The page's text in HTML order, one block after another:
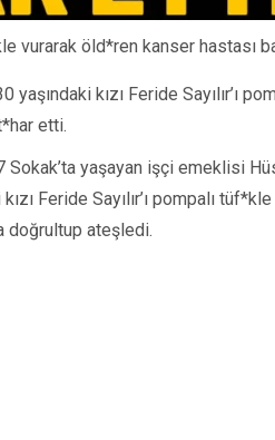
vurarak öld*ren kanser hastası
kızı Feride Sayılır’ı
etti.
yaşayan işçi emeklisi
Feride Sayılır’ı pompalı tüf*kle
doğrultup ateşledi.